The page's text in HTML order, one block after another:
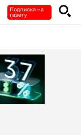
Подписка на
газету